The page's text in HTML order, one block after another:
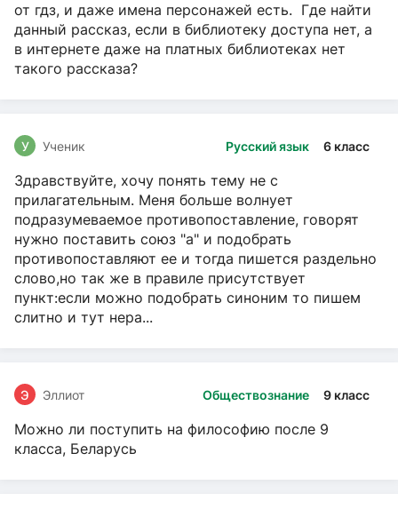
от гдз, и даже имена персонажей есть. Где найти
данный рассказ, если в библиотеку доступа нет, а
в интернете даже на платных библиотеках нет
такого рассказа?
Русский язык 6 класс
У Ученик
Здравствуйте, хочу понять тему не с
прилагательным. Меня больше волнует
подразумеваемое противопоставление, говорят
нужно поставить союз "а" и подобрать
противопоставляют ее и тогда пишется раздельно
слово,но так же в правиле присутствует
пункт:если можно подобрать синоним то пишем
слитно и тут нера...
Обществознание 9 класс
Э Эллиот
Можно ли поступить на философию после 9
класса, Беларусь